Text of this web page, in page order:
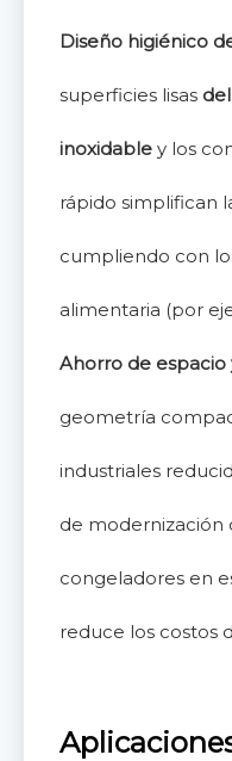
Diseño higiénico
superficies lisas
inoxidable y los
rápido simplifican
cumpliendo con
alimentaria (por
Ahorro de
geometría
industriales
de modernización
congeladores en
reduce los costos